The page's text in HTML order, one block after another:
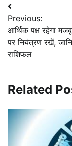
Post
navigation
Previous:
आर्थिक पक्ष रहेगा
पर नियंत्रण रखें,
राशिफल
Related